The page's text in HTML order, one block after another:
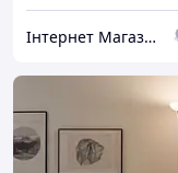
Інтернет Магазин "StepShop"